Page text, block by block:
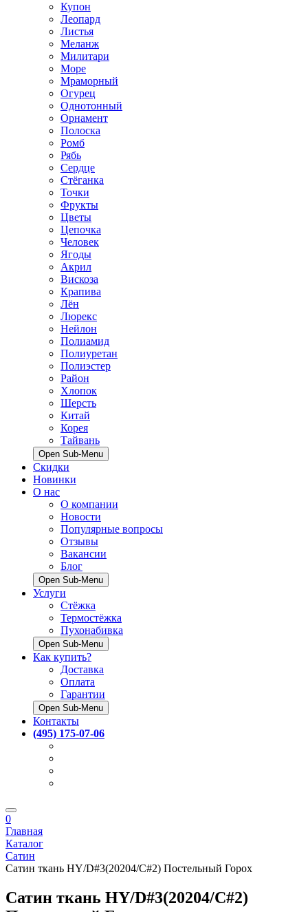
Купон
Леопард
Листья
Меланж
Милитари
Море
Мраморный
Огурец
Однотонный
Орнамент
Полоска
Ромб
Рябь
Сердце
Стёганка
Точки
Фрукты
Цветы
Цепочка
Человек
Ягоды
Акрил
Вискоза
Крапива
Лён
Люрекс
Нейлон
Полиамид
Полиуретан
Полиэстер
Район
Хлопок
Шерсть
Китай
Корея
Тайвань
Open Sub-Menu
Скидки
Новинки
О нас
О компании
Новости
Популярные вопросы
Отзывы
Вакансии
Блог
Open Sub-Menu
Услуги
Стёжка
Термостёжка
Пухонабивка
Open Sub-Menu
Как купить?
Доставка
Оплата
Гарантии
Open Sub-Menu
Контакты
(495) 175-07-06
0
Главная
Каталог
Сатин
Сатин ткань HY/D#3(20204/C#2) Постельный Горох
Сатин ткань HY/D#3(20204/C#2)